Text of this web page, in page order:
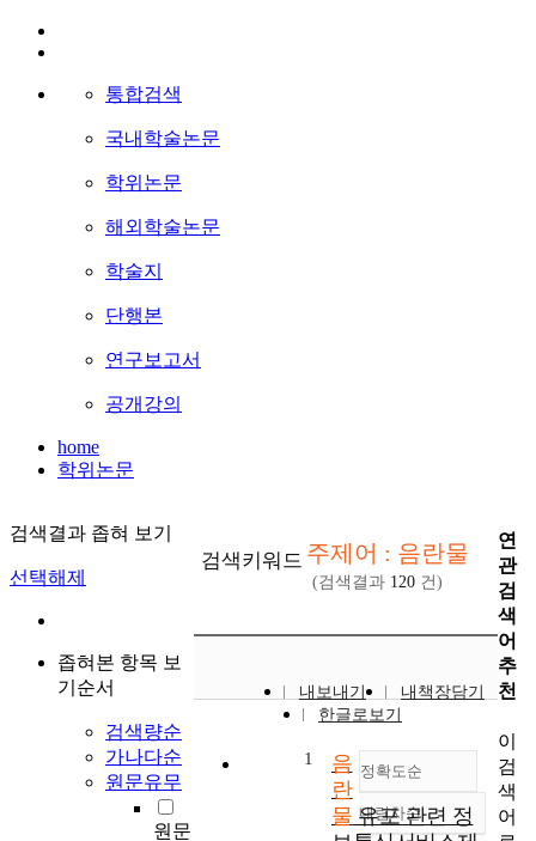
통합검색
국내학술논문
학위논문
해외학술논문
학술지
단행본
연구보고서
공개강의
home
학위논문
검색결과 좁혀 보기
선택해제
좁혀본 항목 보
기순서
검색량순
가나다순
원문유무
원문
검색키워드 주제어 : 음란물
(검색결과 120 건)
내보내기
내책장담기
한글로보기
정확도순
정확도
내림차순
1
음
란
물 유포 관련 정
연
관
검
색
어
추
천
이
검
색
어